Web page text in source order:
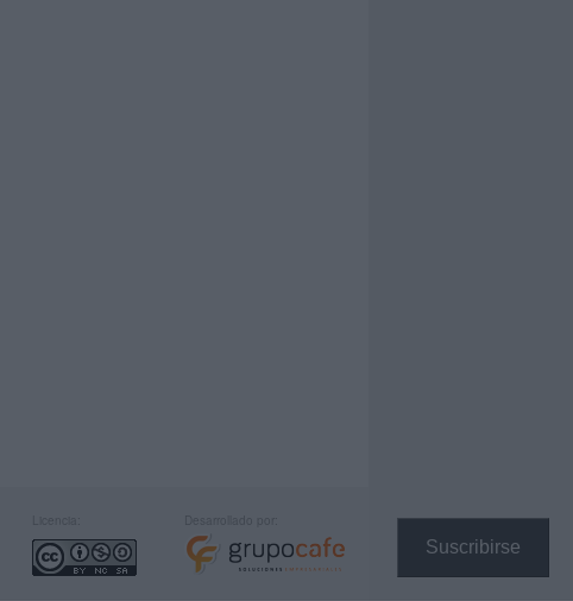
Suscribirse